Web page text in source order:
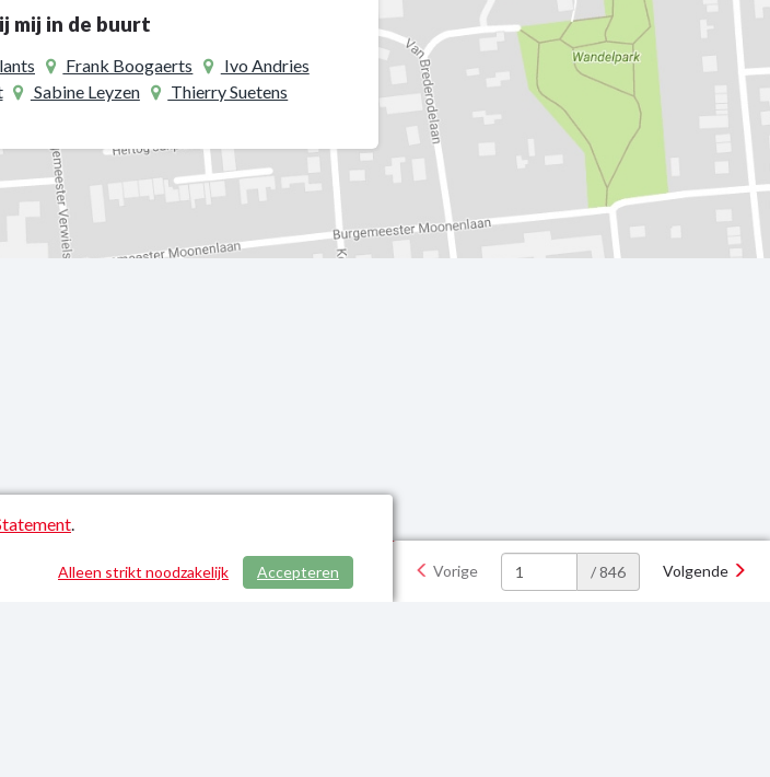
mij in de buurt
Frank Boogaerts
Ivo Andries
Sabine Leyzen Thierry Suetens
Vorige / 846 Volgende
.
Accepteren
Alleen strikt noodzakelijk